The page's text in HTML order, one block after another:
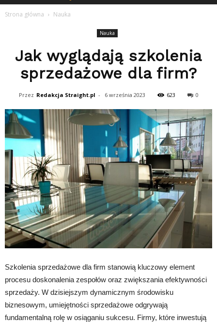
Strona główna Nauka
Nauka
Jak wyglądają szkolenia
sprzedażowe dla firm?
Przez Redakcja Straight.pl - 6 września 2023 623 0
Szkolenia sprzedażowe dla firm stanowią kluczowy element
procesu doskonalenia zespołów oraz zwiększania efektywności
sprzedaży. W dzisiejszym dynamicznym środowisku
biznesowym, umiejętności sprzedażowe odgrywają
fundamentalną rolę w osiąganiu sukcesu. Firmy, które inwestują